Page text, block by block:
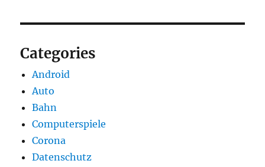
Categories
Android
Auto
Bahn
Computerspiele
Corona
Datenschutz